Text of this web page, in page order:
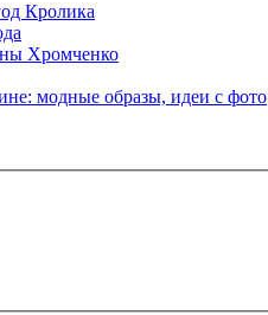
Кролика
Хромченко
модные образы, идеи с фото